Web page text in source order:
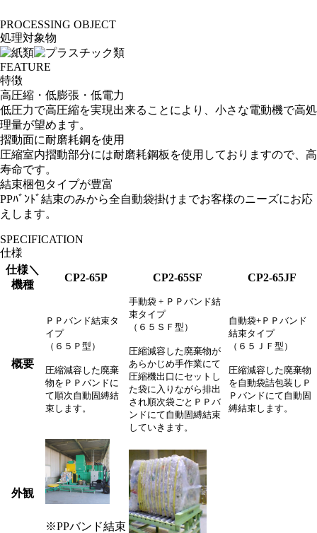
PROCESSING OBJECT
処理対象物
FEATURE
特徴
高圧縮・低膨張・低電力
低圧力で高圧縮を実現出来ることにより、小さな電動機で高処
理量が望めます。
摺動面に耐磨耗鋼を使用
圧縮室内摺動部分には耐磨耗鋼板を使用しておりますので、高
寿命です。
結束梱包タイプが豊富
PPﾊﾞﾝﾄﾞ結束のみから全自動袋掛けまでお客様のニーズにお応
えします。
SPECIFICATION
仕様
仕様＼
機種
CP2-65P CP2-65SF CP2-65JF
概要
ＰＰバンド結束タ
イプ
（６５Ｐ型）
圧縮減容した廃棄
物をＰＰバンドに
て順次自動固縛結
束します。
手動袋 + ＰＰバンド結
束タイプ
（６５ＳＦ型）
圧縮減容した廃棄物が
あらかじめ手作業にて
圧縮機出口にセットし
た袋に入りながら排出
され順次袋ごとＰＰバ
ンドにて自動固縛結束
していきます。
自動袋+ＰＰバンド
結束タイプ
（６５ＪＦ型）
圧縮減容した廃棄物
を自動袋詰包装しＰ
Ｐバンドにて自動固
縛結束します。
外観
※PPバンド結束